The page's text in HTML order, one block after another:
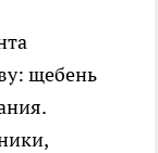
щебень